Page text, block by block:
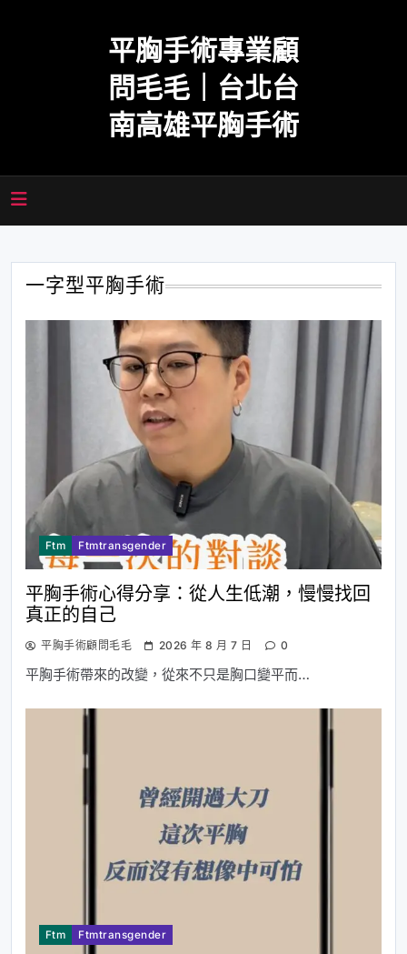
平胸手術專業顧
問毛毛｜台北台
南高雄平胸手術
一字型平胸手術
Ftm Ftmtransgender
平胸手術心得分享：從人生低潮，慢慢找回
真正的自己
平胸手術顧問毛毛 2026 年 8 月 7 日 0
平胸手術帶來的改變，從來不只是胸口變平而…
Ftm Ftmtransgender